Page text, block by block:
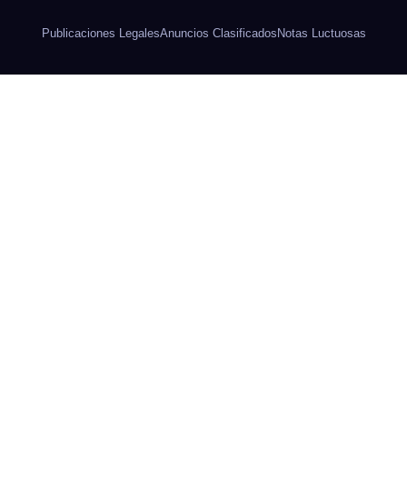
Publicaciones LegalesAnuncios Clasificados Notas Luctuosas